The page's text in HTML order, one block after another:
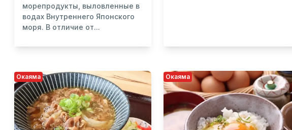
морепродукты, выловленные в
водах Внутреннего Японского
моря. В отличие от...
Окаяма Окаяма